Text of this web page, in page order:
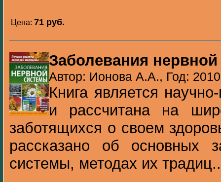
Цена: 71 pуб.
Заболевания
Автор: Ионова А.А., Год: 2010
Книга является
и рассчитана на
заботящихся о своем
рассказано об основных
системы, методах их